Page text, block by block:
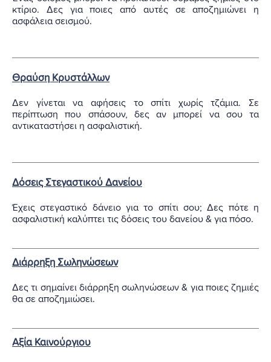
κτίριο. Δες για ποιες από αυτές σε αποζημιώνει η
ασφάλεια σεισμού.
Θραύση Κρυστάλλων
Δεν γίνεται να αφήσεις το σπίτι χωρίς τζάμια. Σε
περίπτωση που σπάσουν, δες αν μπορεί να σου τα
αντικαταστήσει η ασφαλιστική.
Δόσεις Στεγαστικού Δανείου
Έχεις στεγαστικό δάνειο για το σπίτι σου; Δες πότε η
ασφαλιστική καλύπτει τις δόσεις του δανείου & για πόσο.
Διάρρηξη Σωληνώσεων
Δες τι σημαίνει διάρρηξη σωληνώσεων & για ποιες ζημιές
θα σε αποζημιώσει.
Αξία Καινούργιου